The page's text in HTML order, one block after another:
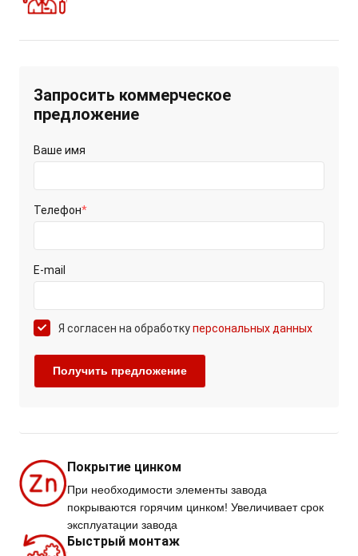
Запросить коммерческое
предложение
Ваше имя
Телефон*
E-mail
Я согласен на обработкуперсональных данных
Покрытие цинком
При необходимости элементы завода
покрываются горячим цинком! Увеличивает срок
эксплуатации завода
Быстрый монтаж